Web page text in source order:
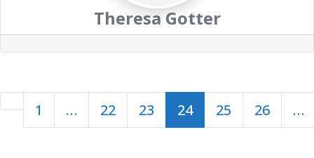
Theresa Gotter
Beitragsnavigation
Newer posts
1 … 22 23 24 25 26 …